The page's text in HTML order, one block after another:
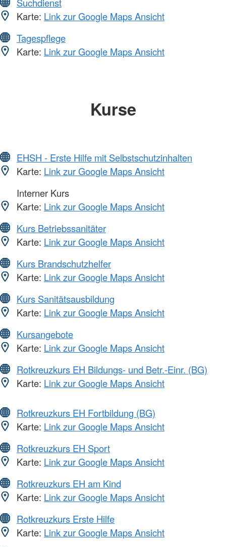
Karte: Link zur Google Maps Ansicht
Tagespflege
Karte: Link zur Google Maps Ansicht
Kurse
EHSH - Erste Hilfe mit Selbstschutzinhalten
Karte: Link zur Google Maps Ansicht
Interner Kurs
Karte: Link zur Google Maps Ansicht
Kurs Betriebssanitäter
Karte: Link zur Google Maps Ansicht
Kurs Brandschutzhelfer
Karte: Link zur Google Maps Ansicht
Kurs Sanitätsausbildung
Karte: Link zur Google Maps Ansicht
Kursangebote
Karte: Link zur Google Maps Ansicht
Rotkreuzkurs EH Bildungs- und Betr.-Einr. (BG)
Karte: Link zur Google Maps Ansicht
Rotkreuzkurs EH Fortbildung (BG)
Karte: Link zur Google Maps Ansicht
Rotkreuzkurs EH Sport
Karte: Link zur Google Maps Ansicht
Rotkreuzkurs EH am Kind
Karte: Link zur Google Maps Ansicht
Rotkreuzkurs Erste Hilfe
Karte: Link zur Google Maps Ansicht